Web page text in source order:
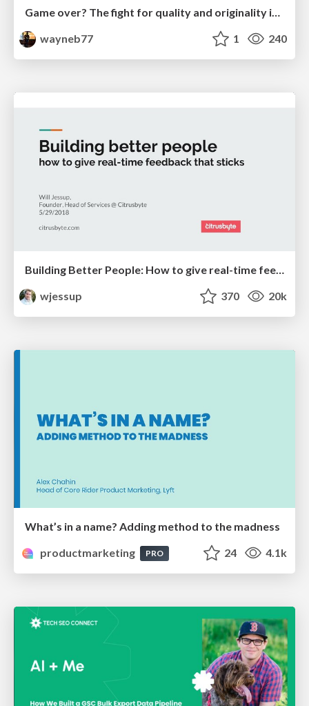
Game over? The fight for quality and originality in the time of robots
wayneb77
1 240
wjessup
370 20k
What’s in a name? Adding method to the madness
productmarketing
PRO 24 4.1k